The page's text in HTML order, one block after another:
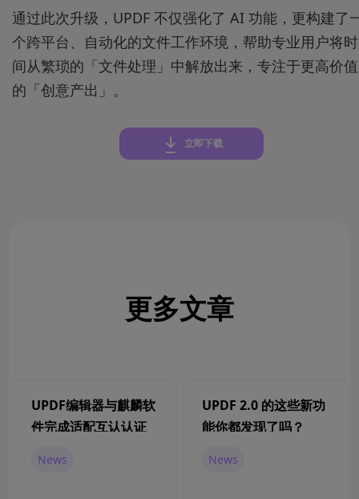
通过此次升级，UPDF 不仅强化了 AI 功能，更构建了
个跨平台、自动化的文件工作环境，帮助专业用户将时
间从繁琐的「文件处理」中解放出来，专注于更高价值
的「创意产出」。
立即下载
更多文章
UPDF编辑器与麒麟软
件完成适配互认认证
News
UPDF 2.0 的这些新功
能你都发现了吗？
News